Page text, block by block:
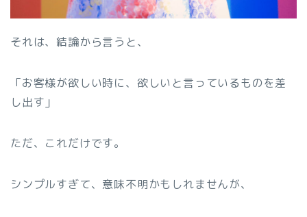
それは、結論から言うと、
「お客様が欲しい時に、欲しいと言っているものを差
し出す」
ただ、これだけです。
シンプルすぎて、意味不明かもしれませんが、